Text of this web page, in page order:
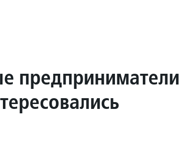
предприниматели